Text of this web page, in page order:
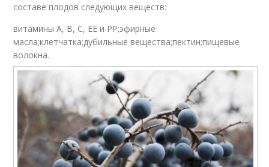
составе плодов следующих веществ:
витамины A, B, C, EE и PP;эфирные
масла;клетчатка;дубильные вещества;пектин;пищевые
волокна.